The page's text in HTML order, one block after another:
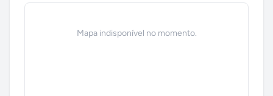
Mapa indisponível no momento.